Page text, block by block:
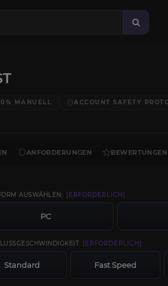
MANUELL
ACCOUNT SAFETY
ANFORDERUNGEN BEWERTUNGEN
AUSWÄHLEN: [ERFORDERLICH]
PC
[ERFORDERLICH]
Standard Fast Speed